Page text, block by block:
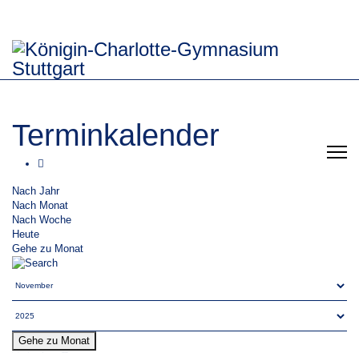
Terminkalender
Nach Jahr
Nach Monat
Nach Woche
Heute
Gehe zu Monat
Gehe zu Monat